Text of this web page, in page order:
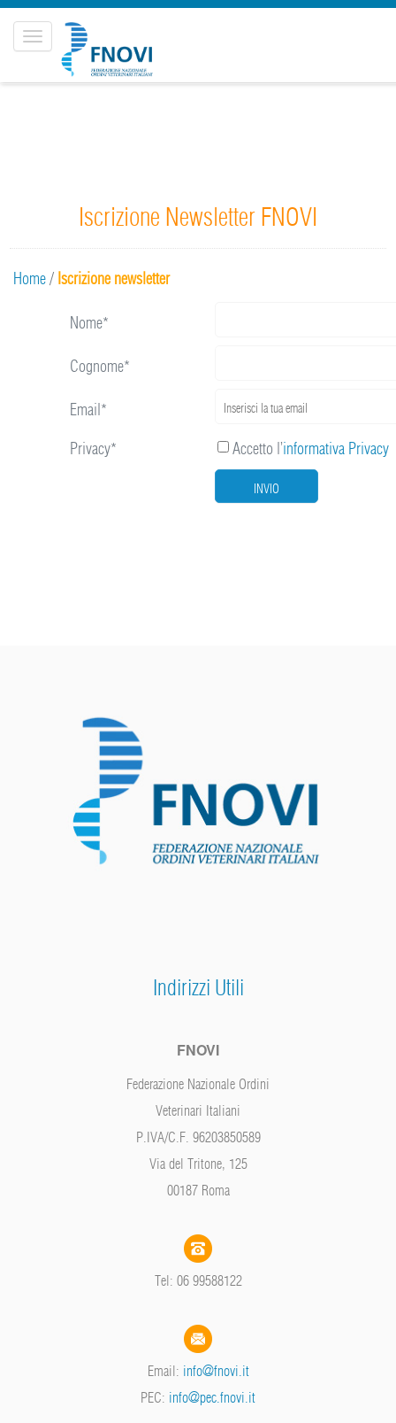
Toggle
navigation
Iscrizione Newsletter FNOVI
Home/ Iscrizione newsletter
Nome*
Cognome*
Email*
Privacy*
Accetto l’informativa Privacy
INVIO
Indirizzi Utili
FNOVI
Federazione Nazionale Ordini
Veterinari Italiani
P.IVA/C.F. 96203850589
Via del Tritone, 125
00187 Roma
Tel: 06 99588122
Email: info@fnovi.it
PEC: info@pec.fnovi.it